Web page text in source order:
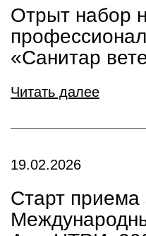
Отрыт набор
«Санитар
Читать далее
19.02.2026
Старт приема